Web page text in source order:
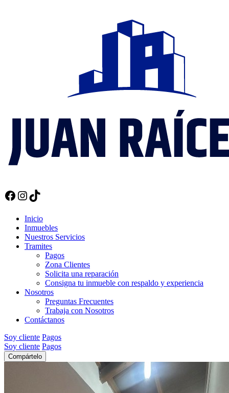
Facebook
Instagram
TikTok
Inicio
Inmuebles
Nuestros Servicios
Tramites
Pagos
Zona Clientes
Solicita una reparación
Consigna tu inmueble con respaldo y experiencia
Nosotros
Preguntas Frecuentes
Trabaja con Nosotros
Contáctanos
Soy cliente Pagos
Soy cliente Pagos
Compártelo